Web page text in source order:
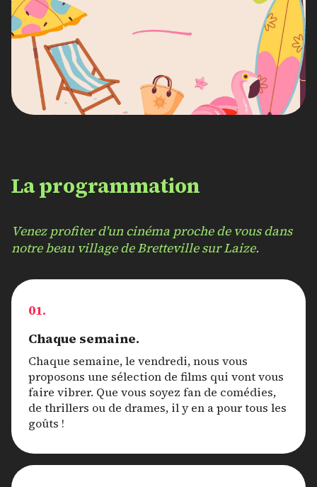
La programmation
Venez profiter d'un cinéma proche de vous dans
notre beau village de Bretteville sur Laize.
01.
Chaque semaine.
Chaque semaine, le vendredi, nous vous
proposons une sélection de films qui vont vous
faire vibrer. Que vous soyez fan de comédies,
de thrillers ou de drames, il y en a pour tous les
goûts !